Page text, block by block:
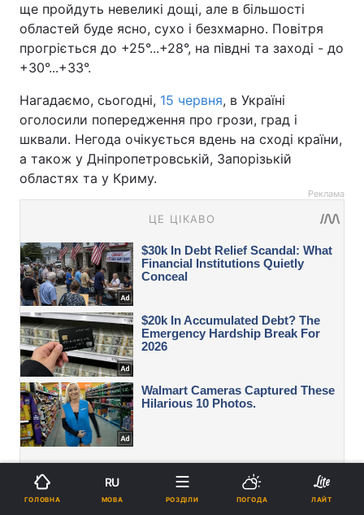
ще пройдуть невеликі дощі, але в більшості
областей буде ясно, сухо і безхмарно. Повітря
прогріється до +25°...+28°, на півдні та заході - до
+30°...+33°.
Нагадаємо, сьогодні, 15 червня, в Україні
оголосили попередження про грози, град і
шквали. Негода очікується вдень на сході країни,
а також у Дніпропетровській, Запорізькій
областях та у Криму.
Реклама
ГОЛОВНА
RU
МОВА РОЗДІЛИ ПОГОДА ЛАЙТ